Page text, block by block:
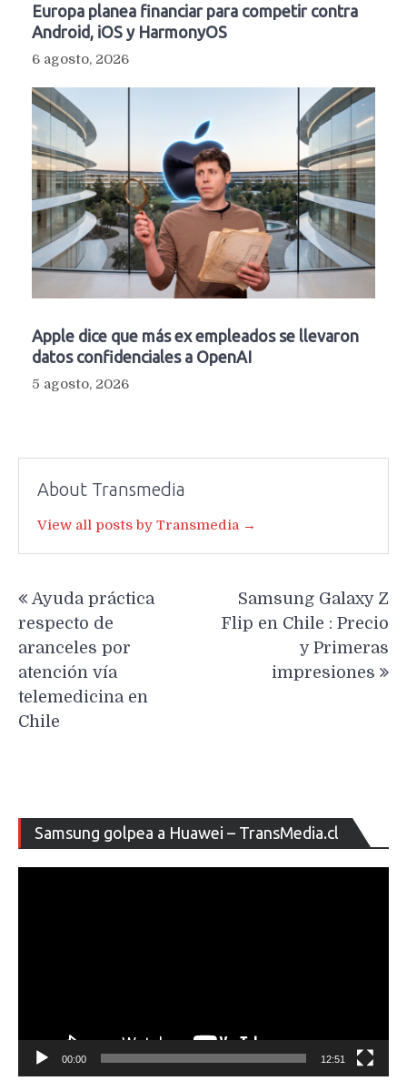
Europa planea financiar para competir contra
Android, iOS y HarmonyOS
6 agosto, 2026
Apple dice que más ex empleados se llevaron
datos confidenciales a OpenAI
5 agosto, 2026
About Transmedia
View all posts by Transmedia →
de
entradas
Ayuda práctica
respecto de
aranceles por
atención vía
telemedicina en
Chile
Samsung Galaxy Z
Flip en Chile : Precio
y Primeras
impresiones
Samsung golpea a Huawei – TransMedia.cl
de
00:00 12:51